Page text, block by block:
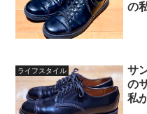
の
ライフスタイル
サ
の
私